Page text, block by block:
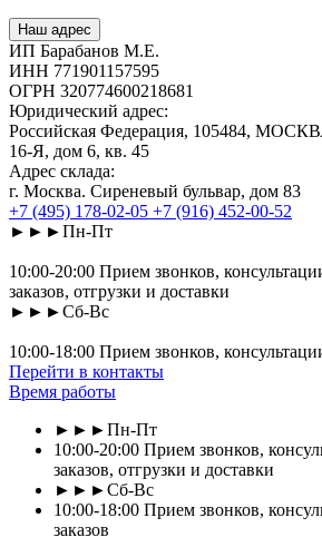
Наш адрес
ИП Барабанов М.Е.
ИНН 771901157595
ОГРН 320774600218681
Юридический адрес:
Российская Федерация, 105484,
16-Я, дом 6, кв. 45
Адрес склада:
г. Москва. Сиреневый бульвар, дом 83
+7 (495) 178-02-05 +7 (916) 452-00-52
►►►Пн-Пт
10:00-20:00 Прием звонков,
заказов, отгрузки и доставки
►►►Сб-Вс
10:00-18:00 Прием звонков,
Перейти в контакты
Время работы
►►►Пн-Пт
10:00-20:00 Прием звонков,
заказов, отгрузки и доставки
►►►Сб-Вс
10:00-18:00 Прием звонков,
заказов